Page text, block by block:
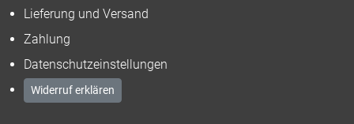
Lieferung und Versand
Zahlung
Datenschutzeinstellungen
Widerruf erklären